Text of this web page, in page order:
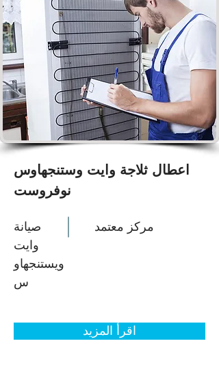
اعطال ثلاجة وايت وستنجهاوس
نوفروست
صيانة
وايت
ويستنجهاو
س
مركز معتمد
اقرأ المزيد